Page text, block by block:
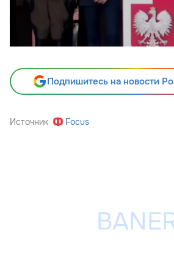
Подпишитесь на новости
Источник Focus